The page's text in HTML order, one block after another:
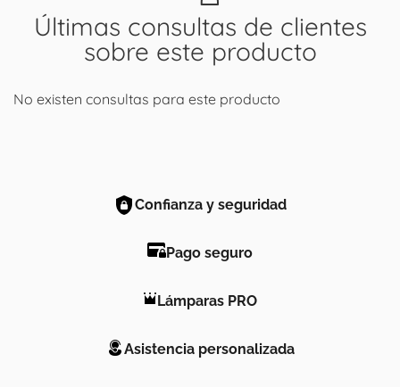
Últimas consultas de clientes
sobre este producto
No existen consultas para este producto
Confianza y seguridad
Pago seguro
Lámparas PRO
Asistencia personalizada